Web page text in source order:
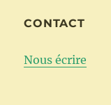
CONTACT
Nous écrire